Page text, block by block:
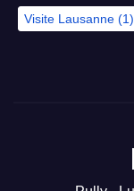
Visite Lausanne (1)